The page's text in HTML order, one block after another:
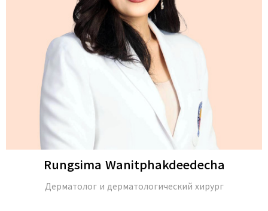
Rungsima Wanitphakdeedecha
Дерматолог и дерматологический хирург